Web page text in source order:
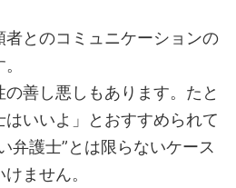
とのコミュニケーションの
善し悪しもあります。たと
はいいよ」とおすすめられて
弁護士”とは限らないケース
ません。